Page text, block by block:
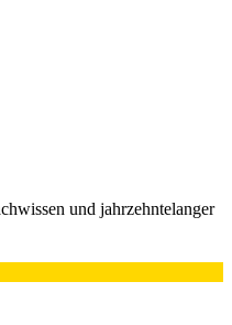
und jahrzehntelanger